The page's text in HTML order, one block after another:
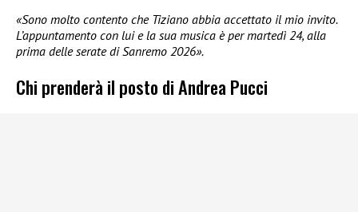
«Sono molto contento che Tiziano abbia accettato il mio invito.
L’appuntamento con lui e la sua musica è per martedì 24, alla
prima delle serate di Sanremo 2026».
Chi prenderà il posto di Andrea Pucci